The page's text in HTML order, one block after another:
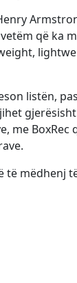
që ka
listën,
me BoxRec
të mëdhenj